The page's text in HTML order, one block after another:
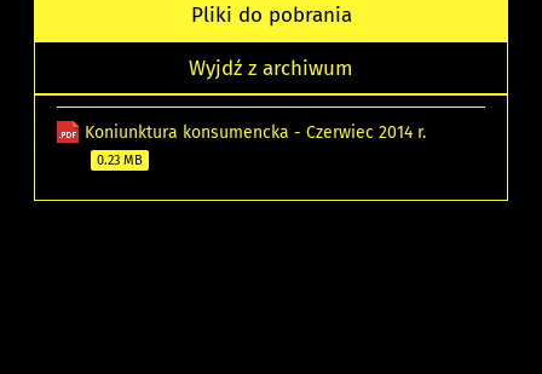
Pliki do pobrania
Wyjdź z archiwum
Koniunktura konsumencka - Czerwiec 2014 r.
0.23 MB